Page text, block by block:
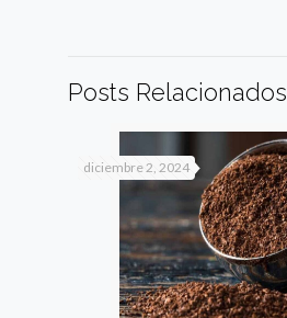
Posts Relacionados
diciembre 2, 2024